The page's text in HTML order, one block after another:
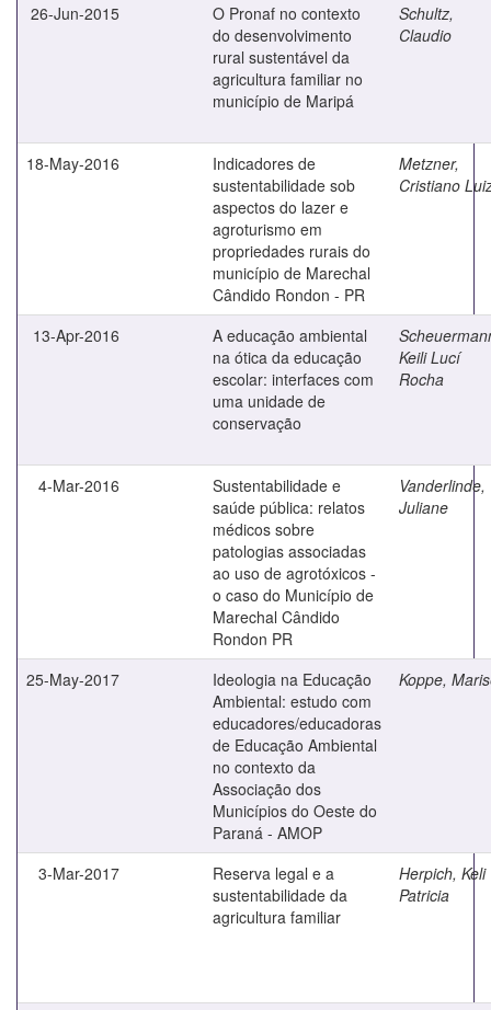
26-Jun-2015
O Pronaf no contexto
do desenvolvimento
rural sustentável da
agricultura familiar no
município de Maripá
Schultz,
Claudio
18-May-2016
Indicadores de
sustentabilidade sob
aspectos do lazer e
agroturismo em
propriedades rurais do
município de Marechal
Cândido Rondon - PR
Metzner,
Cristiano
13-Apr-2016
A educação ambiental
na ótica da educação
escolar: interfaces com
uma unidade de
conservação
Keili Lucí
Rocha
4-Mar-2016
Sustentabilidade e
saúde pública: relatos
médicos sobre
patologias associadas
ao uso de agrotóxicos -
o caso do Município de
Marechal Cândido
Rondon PR
Vanderlinde,
Juliane
25-May-2017
Ideologia na Educação
Ambiental: estudo com
educadores/educadoras
de Educação Ambiental
no contexto da
Associação dos
Municípios do Oeste do
Paraná - AMOP
Koppe,
3-Mar-2017
Reserva legal e a
sustentabilidade da
agricultura familiar
Herpich, Keli
Patricia